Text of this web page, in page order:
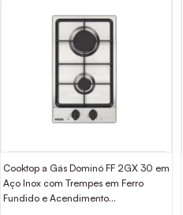
Cooktop a Gás Dominó FF 2GX 30 em
Aço Inox com Trempes em Ferro
Fundido e Acendimento